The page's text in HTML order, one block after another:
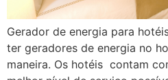
Gerador de energia para
ter geradores de energia no
maneira. Os hotéis contam